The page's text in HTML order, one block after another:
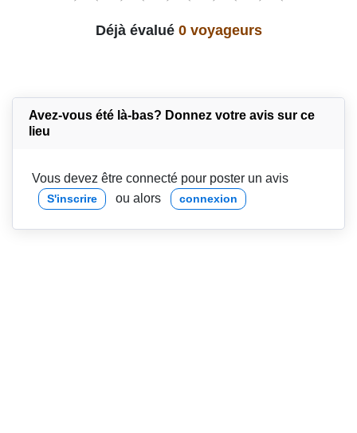
Déjà évalué 0 voyageurs
Avez-vous été là-bas? Donnez votre avis sur ce
lieu
Vous devez être connecté pour poster un avis
S'inscrire ou alors connexion